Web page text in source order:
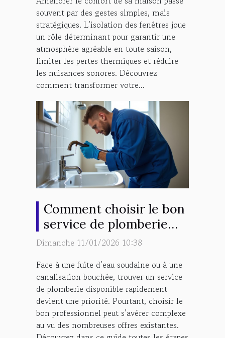
souvent par des gestes simples, mais
stratégiques. L’isolation des fenêtres joue
un rôle déterminant pour garantir une
atmosphère agréable en toute saison,
limiter les pertes thermiques et réduire
les nuisances sonores. Découvrez
comment transformer votre...
Comment choisir le bon
service de plomberie
d'urgence ?
Dimanche 11/01/2026 10:38
Face à une fuite d’eau soudaine ou à une
canalisation bouchée, trouver un service
de plomberie disponible rapidement
devient une priorité. Pourtant, choisir le
bon professionnel peut s’avérer complexe
au vu des nombreuses offres existantes.